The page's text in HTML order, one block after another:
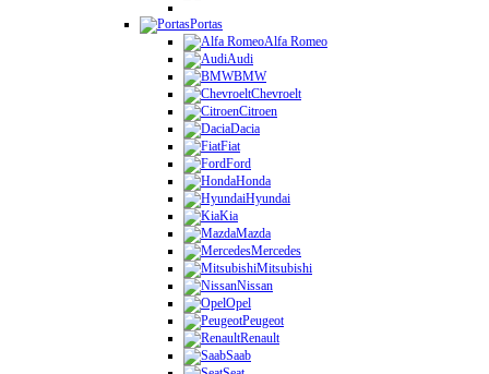
Portas
Alfa Romeo
Audi
BMW
Chevroelt
Citroen
Dacia
Fiat
Ford
Honda
Hyundai
Kia
Mazda
Mercedes
Mitsubishi
Nissan
Opel
Peugeot
Renault
Saab